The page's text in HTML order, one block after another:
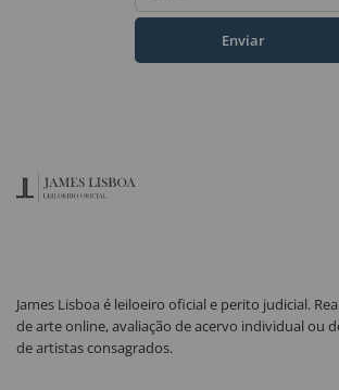
Enviar
James Lisboa é leiloeiro oficial e perito judicial.
de arte online, avaliação de acervo individual ou
de artistas consagrados.